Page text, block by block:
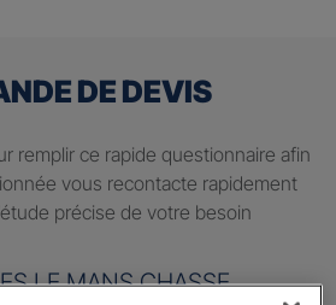
DE DEVIS
remplir ce rapide questionnaire afin
vous recontacte rapidement
précise de votre besoin
LE MANS CHASSE